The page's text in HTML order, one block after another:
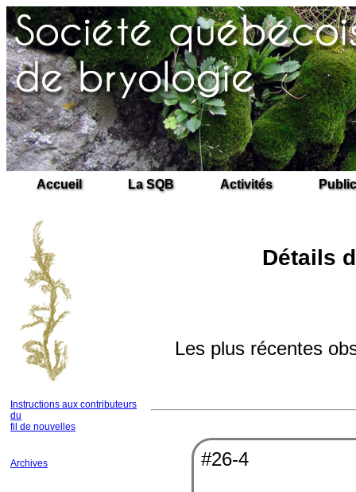
Accueil La SQB Activités
Instructions aux contributeurs
du
fil de nouvelles
Archives
Détails
Les plus récentes
#26-4